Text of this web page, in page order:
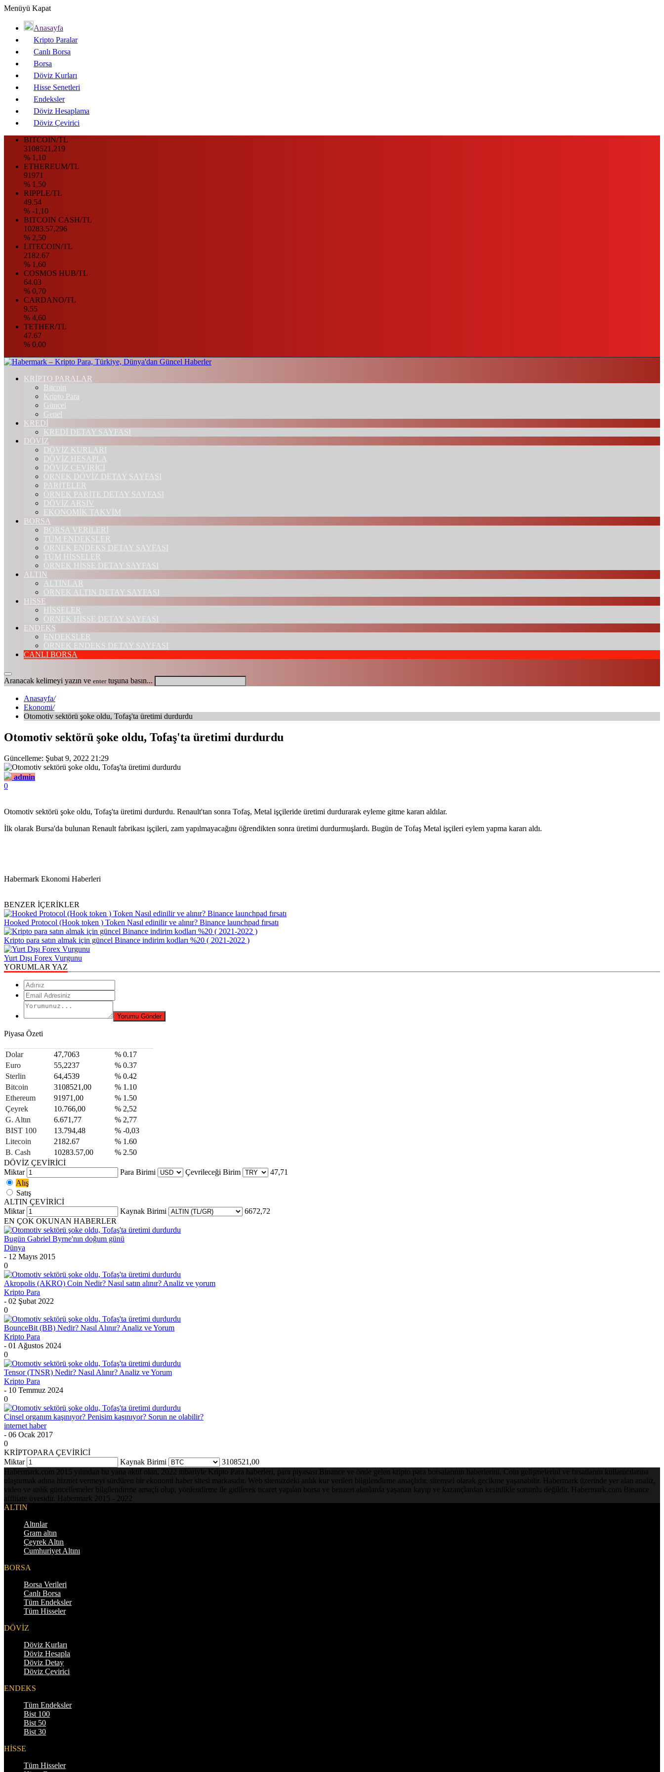
Menüyü Kapat
Anasayfa
Kripto Paralar
Canlı Borsa
Borsa
Döviz Kurları
Hisse Senetleri
Endeksler
Döviz Hesaplama
Döviz Çevirici
BITCOIN/TL
3108521,219
% 1,10
ETHEREUM/TL
91971
% 1,50
RIPPLE/TL
49.54
% -1,10
BITCOIN CASH/TL
10283.57,296
% 2,50
LITECOIN/TL
2182.67
% 1,60
COSMOS HUB/TL
64.03
% 0,70
CARDANO/TL
9.55
% 4,60
TETHER/TL
47.67
% 0,00
KRİPTO PARALAR
Bitcoin
Kripto Para
Güncel
Genel
KREDİ
KREDİ DETAY SAYFASI
DÖVİZ
DÖVİZ KURLARI
DÖVİZ HESAPLA
DÖVİZ ÇEVİRİCİ
ÖRNEK DÖVİZ DETAY SAYFASI
PARİTELER
ÖRNEK PARİTE DETAY SAYFASI
DÖVİZ ARŞİV
EKONOMİK TAKVİM
BORSA
BORSA VERİLERİ
TÜM ENDEKSLER
ÖRNEK ENDEKS DETAY SAYFASI
TÜM HİSSELER
ÖRNEK HİSSE DETAY SAYFASI
ALTIN
ALTINLAR
ÖRNEK ALTIN DETAY SAYFASI
HİSSE
HİSSELER
ÖRNEK HİSSE DETAY SAYFASI
ENDEKS
ENDEKSLER
ÖRNEK ENDEKS DETAY SAYFASI
CANLI BORSA
Aranacak kelimeyi yazın ve entertuşuna basın...
Anasayfa/
Ekonomi/
Otomotiv sektörü şoke oldu, Tofaş'ta üretimi durdurdu
Otomotiv sektörü şoke oldu, Tofaş'ta üretimi durdurdu
Güncelleme: Şubat 9, 2022 21:29
admin
0
Otomotiv sektörü şoke oldu, Tofaş'ta üretimi durdurdu. Renault'tan sonra Tofaş, Metal işçileride üretimi durdurarak eyleme gitme kararı aldılar.
İlk olarak Bursa'da bulunan Renault fabrikası işçileri, zam yapılmayacağını öğrendikten sonra üretimi durdurmuşlardı. Bugün de Tofaş Metal işçileri eylem yapma kararı aldı.
Habermark Ekonomi Haberleri
BENZER İÇERİKLER
Hooked Protocol (Hook token ) Token Nasıl edinilir ve alınır? Binance launchpad fırsatı
Kripto para satın almak için güncel Binance indirim kodları %20 ( 2021-2022 )
Yurt Dışı Forex Vurgunu
YORUMLAR YAZ
Piyasa Özeti
Dolar 47,7063
% 0.17
Euro
55,2237
% 0.37
Sterlin
64,4539
% 0.42
Bitcoin
3108521,00
% 1.10
Ethereum
91971,00
% 1.50
Çeyrek
10.766,00
% 2,52
G. Altın
6.671,77
% 2,77
BIST 100
13.794,48
% -0,03
Litecoin
2182.67
% 1.60
B. Cash
10283.57,00
% 2.50
DÖVİZ ÇEVİRİCİ
Miktar
Para Birimi Çevrileceği Birim
47,71
Alış
Satış
ALTIN ÇEVİRİCİ
Miktar
Kaynak Birimi
6672,72
EN ÇOK OKUNAN HABERLER
Bugün Gabriel Byrne'nın doğum günü
Dünya
- 12 Mayıs 2015
0
Akropolis (AKRO) Coin Nedir? Nasıl satın alınır? Analiz ve yorum
Kripto Para
- 02 Şubat 2022
0
BounceBit (BB) Nedir? Nasıl Alınır? Analiz ve Yorum
Kripto Para
- 01 Ağustos 2024
0
Tensor (TNSR) Nedir? Nasıl Alınır? Analiz ve Yorum
Kripto Para
- 10 Temmuz 2024
0
Cinsel organım kaşınıyor? Penisim kaşınıyor? Sorun ne olabilir?
internet haber
- 06 Ocak 2017
0
KRİPTOPARA ÇEVİRİCİ
Miktar
Kaynak Birimi
3108521,00
Habermark.com 2015 yılından bu yana aktif olan, 2022 itibariyle Kripto Para haberleri, para piyasası Binance ve önde gelen kripto para borsalarının haberlerini, Coin gelişmelerini ve fırsatlarını kullanıcılarına
ulaştırmak adına hizmet vermeyi sürdüren bir ekonomi haber sitesi markasıdır. Web sitemizdeki anlık kur verileri bilgilendirme amaçlıdır, sitemsel olarak gecikme yaşanabilir. Habermark üzerinde yer alan analiz,
video ve anlık güncellemeler bilgilendirme amaçlı olup, yönlendirme ile gidilerek ticaret yapılan borsa ve benzeri alanlarda yaşanan kayıp ve kazançlardan kesinlikle sorumlu değildir. Habermark.com Binance
affiliate üyesidir. Habermark 2015 - 2022
ALTIN
Altınlar
Gram altın
Çeyrek Altın
Cumhuriyet Altını
BORSA
Borsa Verileri
Canlı Borsa
Tüm Endeksler
Tüm Hisseler
DÖVİZ
Döviz Kurları
Döviz Hesapla
Döviz Detay
Döviz Çevirici
ENDEKS
Tüm Endeksler
Bist 100
Bist 50
Bist 30
HİSSE
Tüm Hisseler